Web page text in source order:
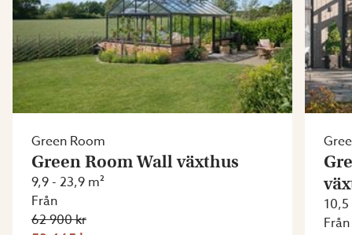
Green Room
Green Room Wall växthus
9,9 - 23,9 m²
Från
62 900 kr
Från